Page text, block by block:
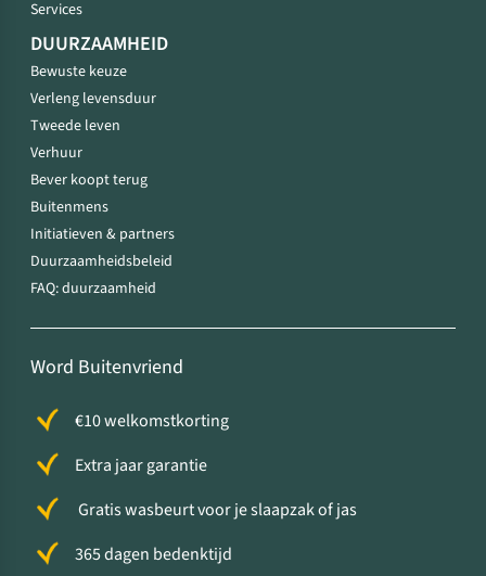
Services
DUURZAAMHEID
Bewuste keuze
Verleng levensduur
Tweede leven
Verhuur
Bever koopt terug
Buitenmens
Initiatieven & partners
Duurzaamheidsbeleid
FAQ: duurzaamheid
Word Buitenvriend
€10 welkomstkorting
Extra jaar garantie
Gratis wasbeurt voor je slaapzak of jas
365 dagen bedenktijd